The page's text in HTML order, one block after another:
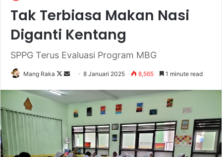
Tak Terbiasa Makan Nasi
Diganti Kentang
SPPG Terus Evaluasi Program MBG
Mang Raka
Follow
Send8 Januari 2025 8,565 1 minute read